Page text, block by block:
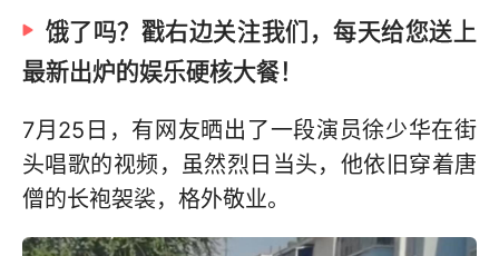
饿了吗？戳右边关注我们，每天给您送上
最新出炉的娱乐硬核大餐！
7月25日，有网友晒出了一段演员徐少华在街
头唱歌的视频，虽然烈日当头，他依旧穿着唐
僧的长袍袈裟，格外敬业。